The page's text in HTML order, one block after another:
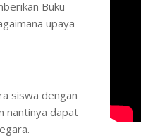
Buku
upaya
siswa dengan
nantinya dapat